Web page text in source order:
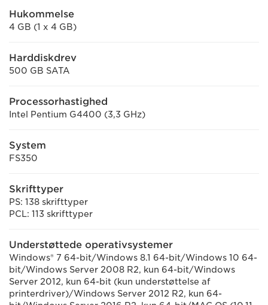
Hukommelse
4 GB (1 x 4 GB)
Harddiskdrev
500 GB SATA
Processorhastighed
Intel Pentium G4400 (3,3 GHz)
System
FS350
Skrifttyper
PS: 138 skrifttyper
PCL: 113 skrifttyper
Understøttede operativsystemer
Windows® 7 64-bit/Windows 8.1 64-bit/Windows 10 64-
bit/Windows Server 2008 R2, kun 64-bit/Windows
Server 2012, kun 64-bit (kun understøttelse af
printerdriver)/Windows Server 2012 R2, kun 64-